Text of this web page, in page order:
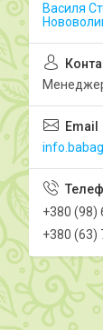
Василя
+380 (98)
+380 (63)